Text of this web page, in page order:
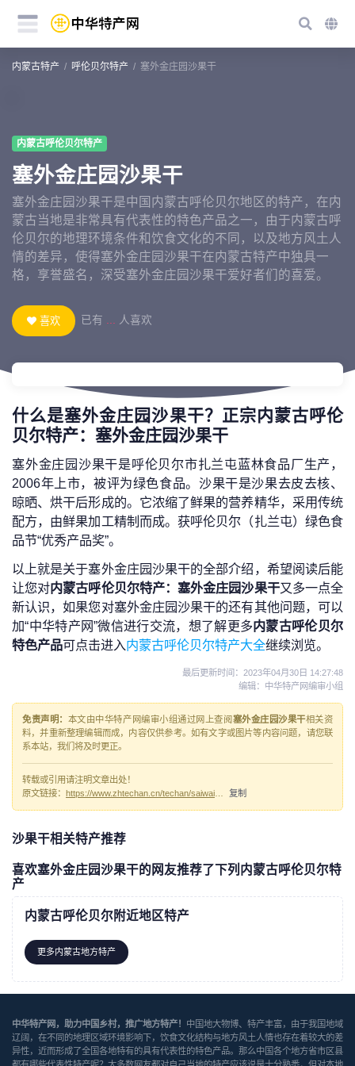
内蒙古特产 呼伦贝尔特产 塞外金庄园沙果干
内蒙古呼伦贝尔特产
塞外金庄园沙果干
塞外金庄园沙果干是中国内蒙古呼伦贝尔地区的特产，在内
蒙古当地是非常具有代表性的特色产品之一，由于内蒙古呼
伦贝尔的地理环境条件和饮食文化的不同，以及地方风土人
情的差异，使得塞外金庄园沙果干在内蒙古特产中独具一
格，享誉盛名，深受塞外金庄园沙果干爱好者们的喜爱。
喜欢 已有 人喜欢
什么是塞外金庄园沙果干？正宗内蒙古呼伦
贝尔特产：塞外金庄园沙果干
塞外金庄园沙果干是呼伦贝尔市扎兰屯蓝林食品厂生产，
2006年上市，被评为绿色食品。沙果干是沙果去皮去核、
晾晒、烘干后形成的。它浓缩了鲜果的营养精华，采用传统
配方，由鲜果加工精制而成。获呼伦贝尔（扎兰屯）绿色食
品节“优秀产品奖”。
以上就是关于塞外金庄园沙果干的全部介绍，希望阅读后能
让您对内蒙古呼伦贝尔特产：塞外金庄园沙果干又多一点全
新认识，如果您对塞外金庄园沙果干的还有其他问题，可以
加“中华特产网”微信进行交流，想了解更多内蒙古呼伦贝尔
特色产品可点击进入内蒙古呼伦贝尔特产大全继续浏览。
最后更新时间： 2023年04月30日 14:27:48
编辑：中华特产网编审小组
免责声明： 本文由中华特产网编审小组通过网上查阅塞外金庄园沙果干相关资
料，并重新整理编辑而成，内容仅供参考。如有文字或图片等内容问题，请您联
系本站，我们将及时更正。
转载或引用请注明文章出处！
原文链接：
复制
沙果干相关特产推荐
喜欢塞外金庄园沙果干的网友推荐了下列内蒙古呼伦贝尔特
产
内蒙古呼伦贝尔附近地区特产
更多内蒙古地方特产
中华特产网，助力中国乡村，推广地方特产！ 中国地大物博、特产丰富，由于我国地域
辽阔，在不同的地理区域环境影响下，饮食文化结构与地方风土人情也存在着较大的差
异性，近而形成了全国各地特有的具有代表性的特色产品。那么中国各个地方省市区县